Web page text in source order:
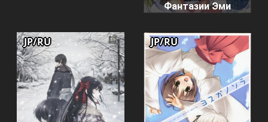
Фантазии Эми
JP/RU JP/RU